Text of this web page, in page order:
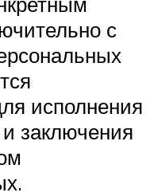
с
исполнения
и заключения